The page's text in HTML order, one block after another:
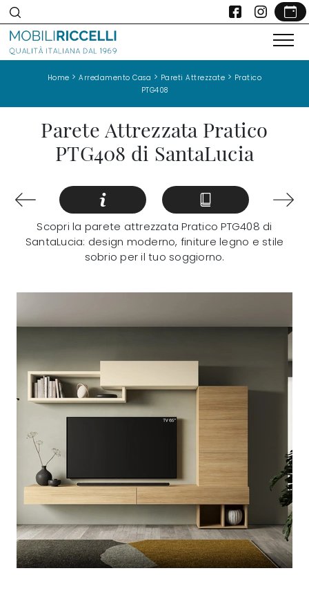
Home >Arredamento Casa > Pareti Attrezzate > Pratico
PTG408
Parete Attrezzata Pratico
PTG408 di SantaLucia
Scopri la parete attrezzata Pratico PTG408 di
SantaLucia: design moderno, finiture legno e stile
sobrio per il tuo soggiorno.